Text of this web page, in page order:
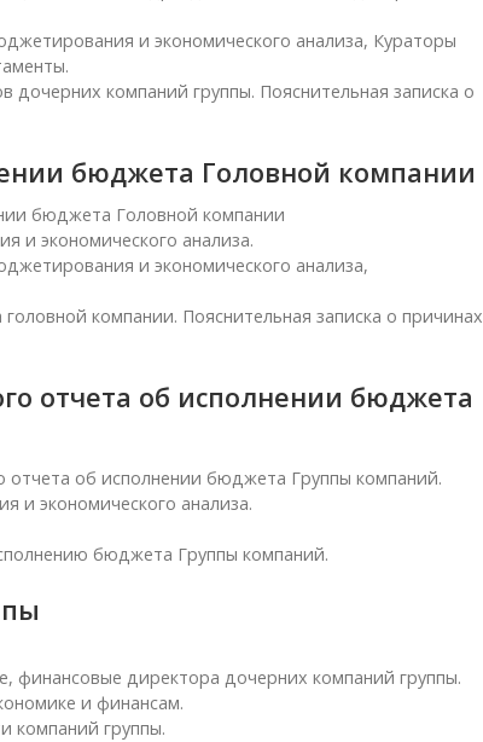
и экономического анализа, Кураторы
компаний группы. Пояснительная записка о
бюджета Головной компании
бюджета Головной компании
и экономического анализа.
и экономического анализа,
компании. Пояснительная записка о причинах
отчета об исполнении бюджета
отчета об исполнении бюджета Группы компаний.
и экономического анализа.
бюджета Группы компаний.
финансовые директора дочерних компаний группы.
и финансам.
компаний группы.